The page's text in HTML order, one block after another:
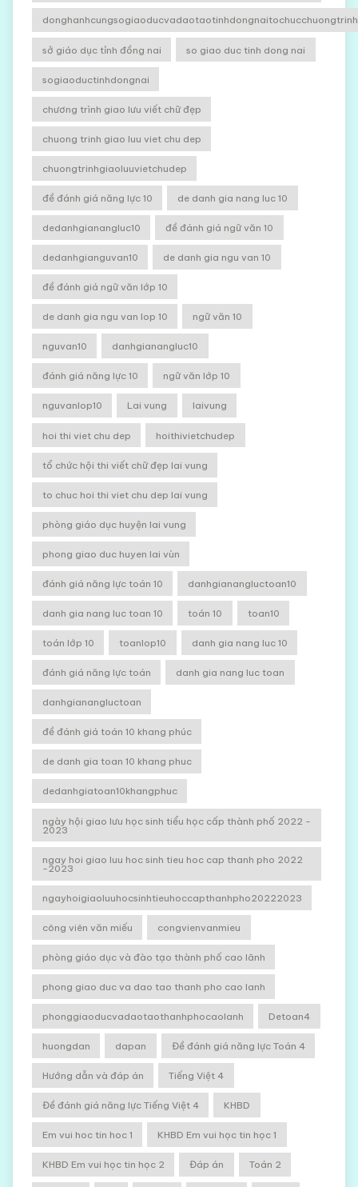
sở giáo dục tỉnh đồng nai so giao duc tinh dong nai
sogiaoductinhdongnai
chương trình giao lưu viết chữ đẹp
chuong trinh giao luu viet chu dep
chuongtrinhgiaoluuvietchudep
đề đánh giá năng lực 10 de danh gia nang luc 10
dedanhgianangluc10 đề đánh giá ngữ văn 10
dedanhgianguvan10 de danh gia ngu van 10
đề đánh giá ngữ văn lớp 10
de danh gia ngu van lop 10 ngữ văn 10
nguvan10 danhgianangluc10
đánh giá năng lực 10 ngữ văn lớp 10
nguvanlop10 Lai vung laivung
hoi thi viet chu dep hoithivietchudep
tổ chức hội thi viết chữ đẹp lai vung
to chuc hoi thi viet chu dep lai vung
phòng giáo dục huyện lai vung
phong giao duc huyen lai vùn
đánh giá năng lực toán 10 danhgianangluctoan10
danh gia nang luc toan 10 toán 10 toan10
toán lớp 10 toanlop10 danh gia nang luc 10
đánh giá năng lực toán danh gia nang luc toan
danhgianangluctoan
đề đánh giá toán 10 khang phúc
de danh gia toan 10 khang phuc
dedanhgiatoan10khangphuc
ngày hội giao lưu học sinh tiểu học cấp thành phố 2022 -
2023
ngay hoi giao luu hoc sinh tieu hoc cap thanh pho 2022
-2023
ngayhoigiaoluuhocsinhtieuhoccapthanhpho20222023
công viên văn miếu congvienvanmieu
phòng giáo dục và đào tạo thành phố cao lãnh
phong giao duc va dao tao thanh pho cao lanh
phonggiaoducvadaotaothanhphocaolanh Detoan4
huongdan dapan Đề đánh giá năng lực Toán 4
Hướng dẫn và đáp án Tiếng Việt 4
Đề đánh giá năng lực Tiếng Việt 4 KHBD
Em vui hoc tin hoc 1 KHBD Em vui học tin học 1
KHBD Em vui học tin học 2 Đáp án Toán 2